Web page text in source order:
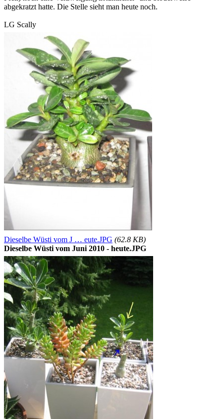
abgekratzt hatte. Die Stelle sieht man heute noch.
LG Scally
Dieselbe Wüsti vom J … eute.JPG (62.8 KB)
Dieselbe Wüsti vom Juni 2010 - heute.JPG